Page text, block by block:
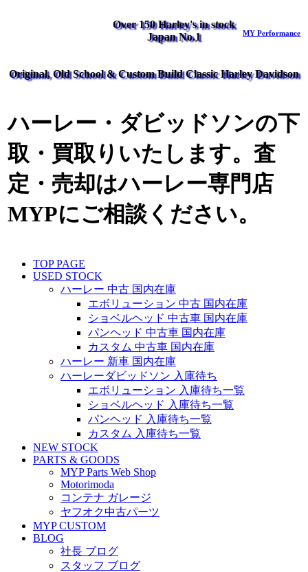
Over 150 Harley's in stock
Japan No.1
MY Performance
Original, Old School & Custom Build Classic Harley Davidson
ハーレー・ダビッドソンの下
取・買取りいたします。査
定・売却はハーレー専門店
MYPにご相談ください。
TOP PAGE
USED STOCK
ハーレー 中古 国内在庫
エボリューション 中古 国内在庫
ショベルヘッド 中古車 国内在庫
パンヘッド 中古車 国内在庫
カスタム 中古車 国内在庫
ハーレー 新車 国内在庫
ハーレーダビッドソン 入庫待ち
エボリューション 入庫待ち一覧
ショベルヘッド 入庫待ち一覧
パンヘッド 入庫待ち一覧
カスタム 入庫待ち一覧
NEW STOCK
PARTS & GOODS
MYP Parts Web Shop
Motorimoda
コンテナ ガレージ
ヤフオク中古パーツ
MYP CUSTOM
BLOG
社長 ブログ
スタッフ ブログ